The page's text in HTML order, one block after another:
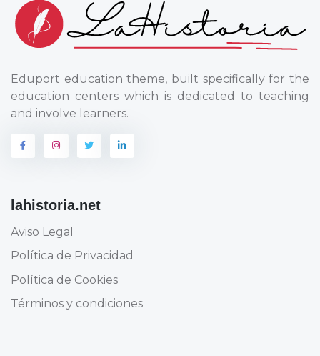
Eduport education theme, built specifically for the
education centers which is dedicated to teaching
and involve learners.
lahistoria.net
Aviso Legal
Política de Privacidad
Política de Cookies
Términos y condiciones